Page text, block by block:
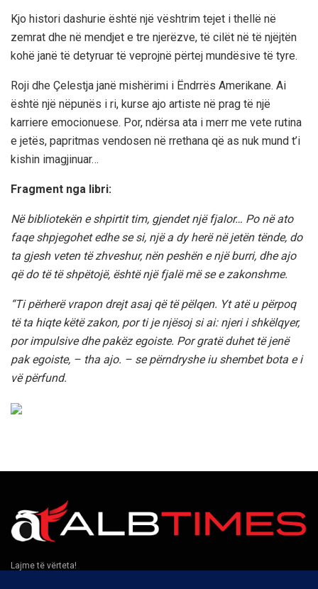
Kjo histori dashurie është një vështrim tejet i thellë në
zemrat dhe në mendjet e tre njerëzve, të cilët në të njëjtën
kohë janë të detyruar të veprojnë përtej mundësive të tyre.
Roji dhe Çelestja janë mishërimi i Ëndrrës Amerikane. Ai
është një nëpunës i ri, kurse ajo artiste në prag të një
karriere emocionuese. Por, ndërsa ata i merr me vete rutina
e jetës, papritmas vendosen në rrethana që as nuk mund t’i
kishin imagjinuar…
Fragment nga libri:
Në bibliotekën e shpirtit tim, gjendet një fjalor… Po në ato
faqe shpjegohet edhe se si, një a dy herë në jetën tënde, do
ta gjesh veten të zhveshur, nën peshën e një burri, dhe ajo
që do të të shpëtojë, është një fjalë më se e zakonshme.
“Ti përherë vrapon drejt asaj që të pëlqen. Yt atë u përpoq
të ta hiqte këtë zakon, por ti je njësoj si ai: njeri i shkëlqyer,
por impulsive dhe pakëz egoiste. Por gratë duhet të jenë
pak egoiste, – tha ajo. – se përndryshe iu shembet bota e i
vë përfund.
Lajme të vërteta!